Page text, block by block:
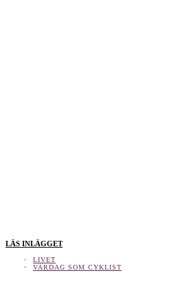
LÄS INLÄGGET
LIVET
VARDAG SOM CYKLIST